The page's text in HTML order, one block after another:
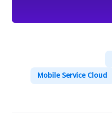
Mobile Service Cloud